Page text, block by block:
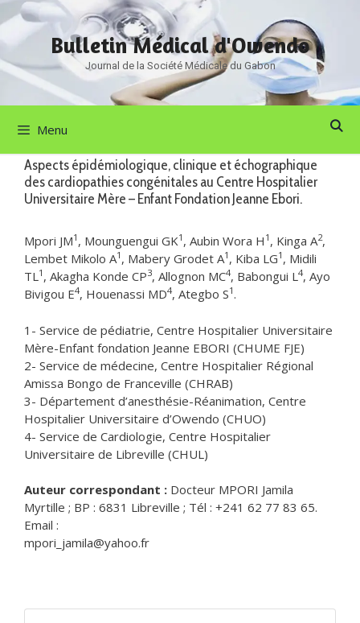
Aller
au
contenu
Bulletin Médical d'Owendo
Journal de la Société Médicale du Gabon
Menu
Aspects épidémiologique, clinique et échographique
des cardiopathies congénitales au Centre Hospitalier
Universitaire Mère – Enfant Fondation Jeanne Ebori.
Mpori JM1 , Mounguengui GK1 , Aubin Wora H 1 , Kinga A2,
Lembet Mikolo A1 , Mabery Grodet A1 , Kiba LG1 , Midili
TL1 , Akagha Konde CP3, Allognon MC4, Babongui L4, Ayo
Bivigou E4, Houenassi MD4, Ategbo S1.
1- Service de pédiatrie, Centre Hospitalier Universitaire
Mère-Enfant fondation Jeanne EBORI (CHUME FJE)
2- Service de médecine, Centre Hospitalier Régional
Amissa Bongo de Franceville (CHRAB)
3- Département d’anesthésie-Réanimation, Centre
Hospitalier Universitaire d’Owendo (CHUO)
4- Service de Cardiologie, Centre Hospitalier
Universitaire de Libreville (CHUL)
Auteur correspondant : Docteur MPORI Jamila
Myrtille ; BP : 6831 Libreville ; Tél : +241 62 77 83 65.
Email :
mpori_jamila@yahoo.fr